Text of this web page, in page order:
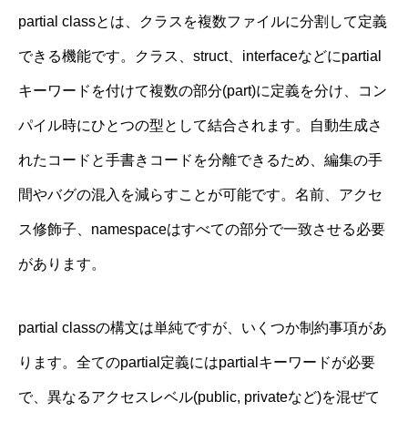
partial classとは、クラスを複数ファイルに分割して定義
できる機能です。クラス、struct、interfaceなどにpartial
キーワードを付けて複数の部分(part)に定義を分け、コン
パイル時にひとつの型として結合されます。自動生成さ
れたコードと手書きコードを分離できるため、編集の手
間やバグの混入を減らすことが可能です。名前、アクセ
ス修飾子、namespaceはすべての部分で一致させる必要
があります。
partial classの構文は単純ですが、いくつか制約事項があ
ります。全てのpartial定義にはpartialキーワードが必要
で、異なるアクセスレベル(public, privateなど)を混ぜて